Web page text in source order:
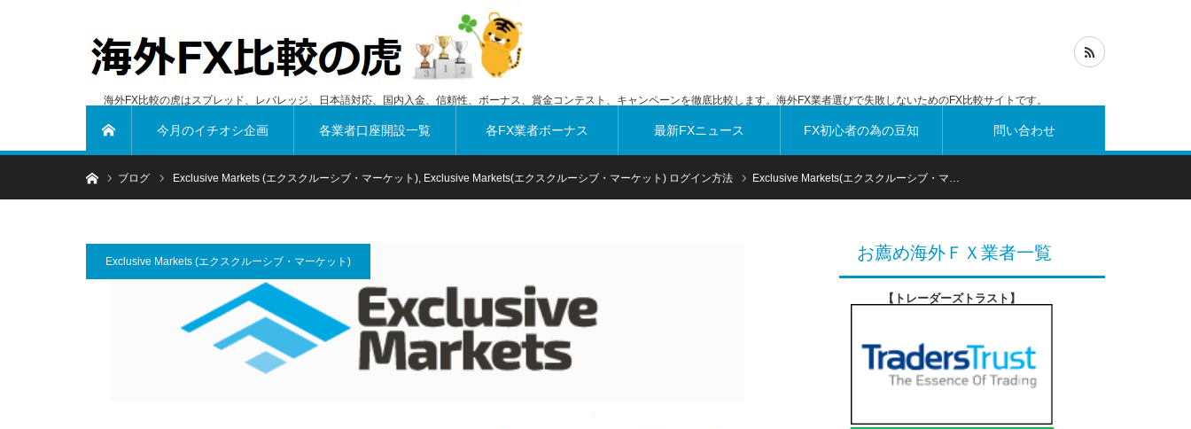
海外FX比較の虎はスプレッド、レバレッジ、日本語対応、国内入金、信頼性、ボーナス、賞金コンテスト、キャンペーンを徹底比較します。海外FX業者選びで失敗しないためのFX比較サイトです。
今月のイチオシ企画 各業者口座開設一覧 各FX業者ボーナス 最新FXニュース FX初心者の為の豆知
識
問い合わせ
ホームブログ Exclusive Markets (エクスクルーシブ・マーケット), Exclusive Markets(エクスクルーシブ・マーケット) ログイン方法 Exclusive Markets(エクスクルーシブ・マ…
Exclusive Markets (エクスクルーシブ・マーケット) お薦め海外ＦＸ業者一覧
【トレーダーズトラスト 】